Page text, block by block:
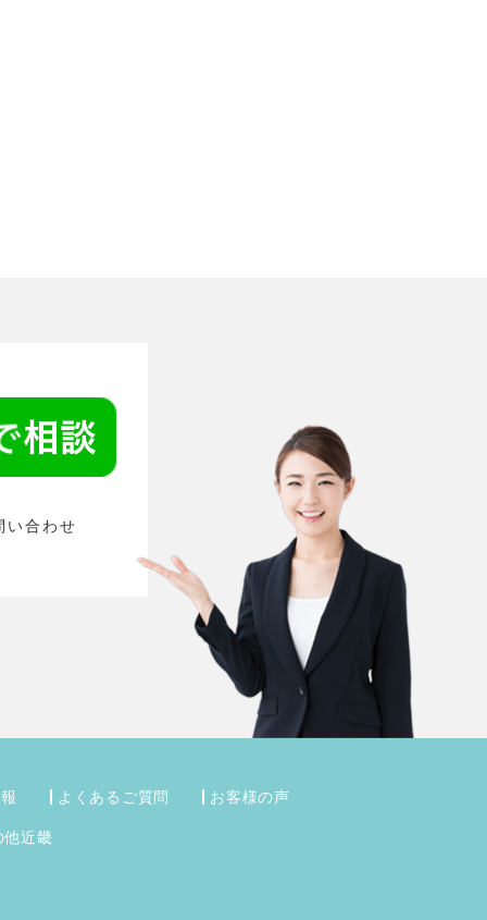
い合わせ
よくあるご質問 お客様の声
他近畿